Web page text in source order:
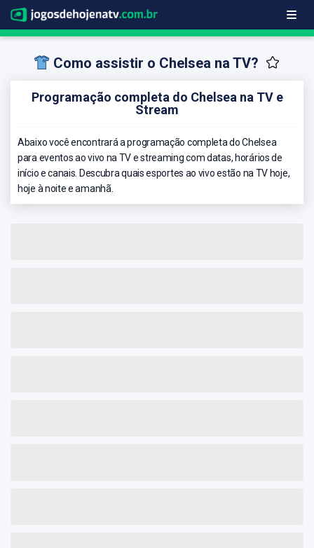
Como assistir o Chelsea na TV?
Programação completa do Chelsea na TV e
Stream
Abaixo você encontrará a programação completa do Chelsea
para eventos ao vivo na TV e streaming com datas, horários de
início e canais. Descubra quais esportes ao vivo estão na TV hoje,
hoje à noite e amanhã.